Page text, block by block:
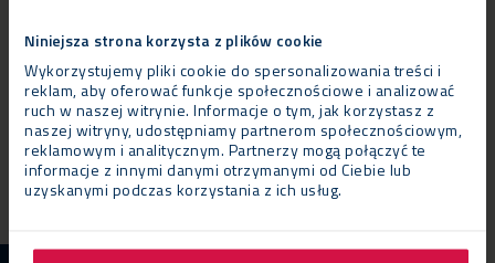
Niniejsza strona korzysta z plików cookie
Wykorzystujemy pliki cookie do spersonalizowania treści i
reklam, aby oferować funkcje społecznościowe i analizować
ruch w naszej witrynie. Informacje o tym, jak korzystasz z
naszej witryny, udostępniamy partnerom społecznościowym,
reklamowym i analitycznym. Partnerzy mogą połączyć te
informacje z innymi danymi otrzymanymi od Ciebie lub
uzyskanymi podczas korzystania z ich usług.
otwarcia nowej siedziby firmy